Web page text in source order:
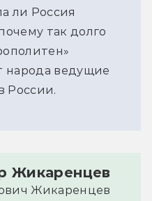
ли Россия
так долго
народа ведущие
России.
Жикаренцев
Жикаренцев